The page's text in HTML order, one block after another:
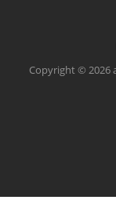
Copyright © 2026